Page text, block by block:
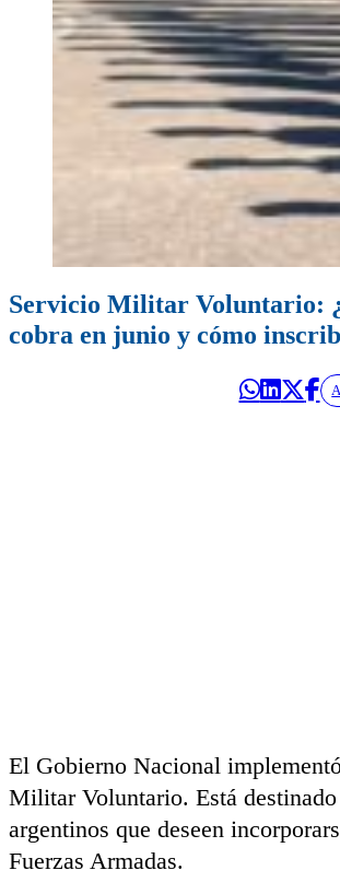
Servicio Militar Voluntario:
cobra en junio y cómo
El Gobierno Nacional
Militar Voluntario. Está destinado
argentinos que deseen
Fuerzas Armadas.